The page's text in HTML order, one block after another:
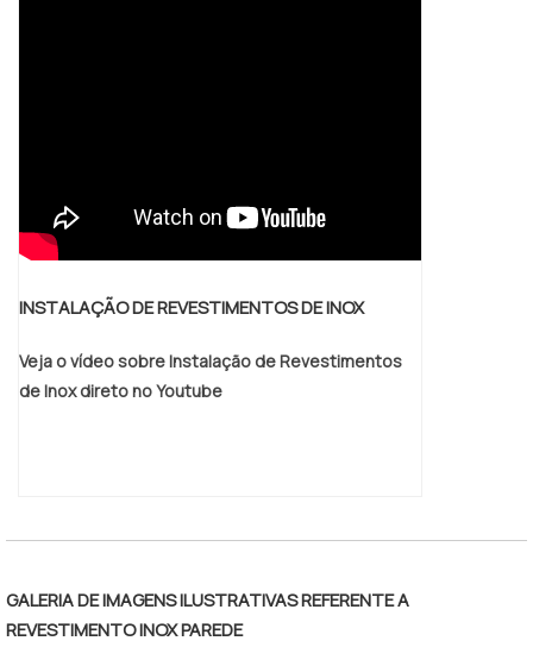
INSTALAÇÃO DE REVESTIMENTOS DE INOX
Veja o vídeo sobre Instalação de Revestimentos
de Inox direto no Youtube
GALERIA DE IMAGENS ILUSTRATIVAS REFERENTE A
REVESTIMENTO INOX PAREDE